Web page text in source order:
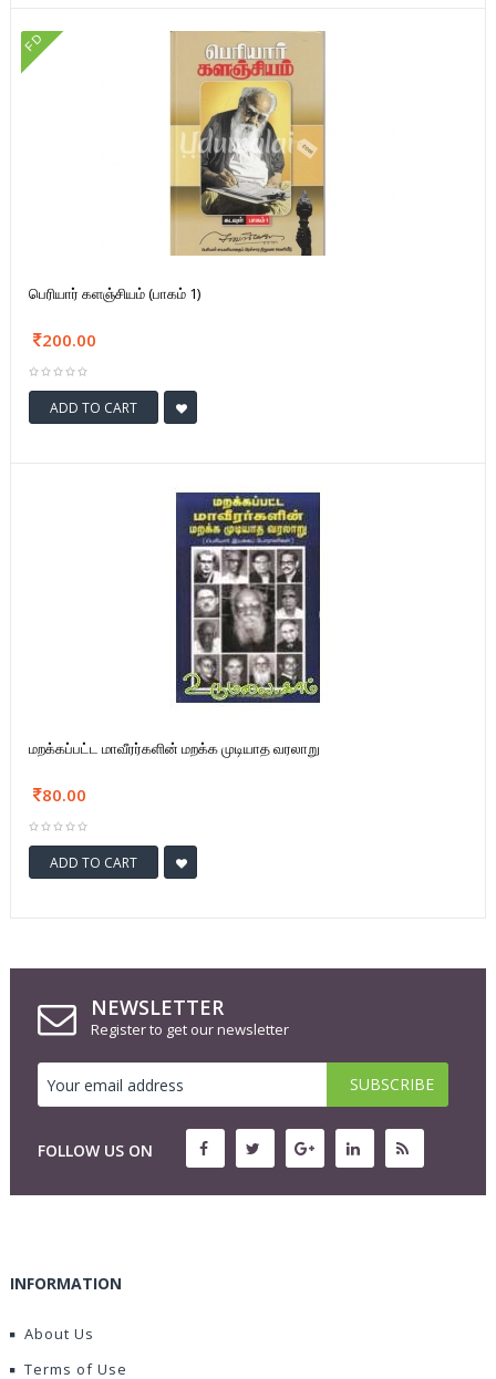
FD
பெரியார் களஞ்சியம் (பாகம் 1)
200.00
ADD TO CART
மறக்கப்பட்ட மாவீரர்களின் மறக்க முடியாத வரலாறு
80.00
ADD TO CART
NEWSLETTER
Register to get our newsletter
FOLLOW US ON
INFORMATION
About Us
Terms of Use